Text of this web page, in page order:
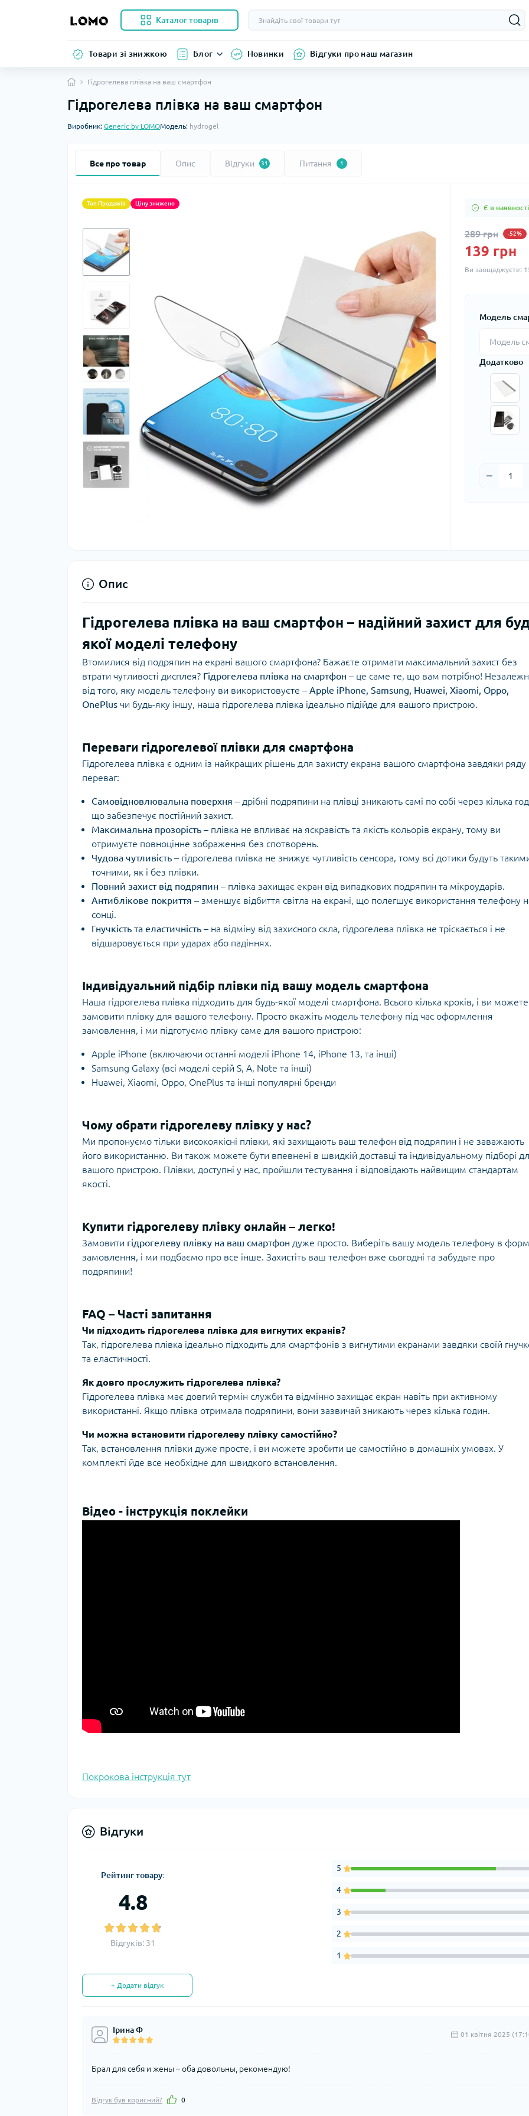
Каталог товарів
Товари зі знижкою Блог Новинки Відгуки про наш магазин
Гідрогелева плівка на ваш смартфон
Гідрогелева плівка на ваш смартфон
Виробник: Generic by LOMOМодель: hydrogel
Все про товар Опис Відгуки 31 Питання 1
Топ Продажів Ціну знижено
Є в наявності
289 грн -52%
139 грн
Ви заощаджуєте:
Модель
Додатково
Опис
Гідрогелева плівка на ваш смартфон – надійний захист для
якої моделі телефону
Втомилися від подряпин на екрані вашого смартфона? Бажаєте отримати максимальний захист без
втрати чутливості дисплея? Гідрогелева плівка на смартфон – це саме те, що вам потрібно!
від того, яку модель телефону ви використовуєте – Apple iPhone, Samsung, Huawei, Xiaomi, Oppo,
OnePlus чи будь-яку іншу, наша гідрогелева плівка ідеально підійде для вашого пристрою.
Переваги гідрогелевої плівки для смартфона
Гідрогелева плівка є одним із найкращих рішень для захисту екрана вашого смартфона завдяки ряду
переваг:
Самовідновлювальна поверхня – дрібні подряпини на плівці зникають самі по собі через кілька
що забезпечує постійний захист.
Максимальна прозорість – плівка не впливає на яскравість та якість кольорів екрану, тому ви
отримуєте повноцінне зображення без спотворень.
Чудова чутливість – гідрогелева плівка не знижує чутливість сенсора, тому всі дотики будуть
точними, як і без плівки.
Повний захист від подряпин – плівка захищає екран від випадкових подряпин та мікроударів.
Антиблікове покриття – зменшує відбиття світла на екрані, що полегшує використання телефону
сонці.
Гнучкість та еластичність – на відміну від захисного скла, гідрогелева плівка не тріскається і не
відшаровується при ударах або падіннях.
Індивідуальний підбір плівки під вашу модель смартфона
Наша гідрогелева плівка підходить для будь-якої моделі смартфона. Всього кілька кроків, і ви можете
замовити плівку для вашого телефону. Просто вкажіть модель телефону під час оформлення
замовлення, і ми підготуємо плівку саме для вашого пристрою:
Apple iPhone (включаючи останні моделі iPhone 14, iPhone 13, та інші)
Samsung Galaxy (всі моделі серій S, A, Note та інші)
Huawei, Xiaomi, Oppo, OnePlus та інші популярні бренди
Чому обрати гідрогелеву плівку у нас?
Ми пропонуємо тільки високоякісні плівки, які захищають ваш телефон від подряпин і не заважають
його використанню. Ви також можете бути впевнені в швидкій доставці та індивідуальному підборі
вашого пристрою. Плівки, доступні у нас, пройшли тестування і відповідають найвищим стандартам
якості.
Купити гідрогелеву плівку онлайн – легко!
Замовити гідрогелеву плівку на ваш смартфон дуже просто. Виберіть вашу модель телефону в
замовлення, і ми подбаємо про все інше. Захистіть ваш телефон вже сьогодні та забудьте про
подряпини!
FAQ – Часті запитання
Чи підходить гідрогелева плівка для вигнутих екранів?
Так, гідрогелева плівка ідеально підходить для смартфонів з вигнутими екранами завдяки своїй
та еластичності.
Як довго прослужить гідрогелева плівка?
Гідрогелева плівка має довгий термін служби та відмінно захищає екран навіть при активному
використанні. Якщо плівка отримала подряпини, вони зазвичай зникають через кілька годин.
Чи можна встановити гідрогелеву плівку самостійно?
Так, встановлення плівки дуже просте, і ви можете зробити це самостійно в домашніх умовах. У
комплекті йде все необхідне для швидкого встановлення.
Відео - інструкція поклейки
Покрокова інструкція тут
Відгуки
Рейтинг товару:
4.8
Відгуків: 31
5
4
3
2
1
+ Додати відгук
Ірина Ф 01 квітня 2025
Брал для себя и жены – оба довольны, рекомендую!
Відгук був корисний? 0